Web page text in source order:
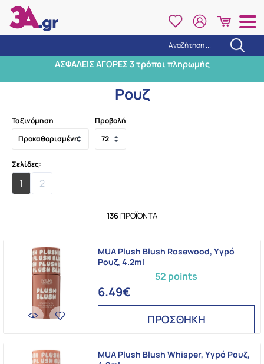
Αναζήτηση ...
ΑΣΦΑΛΕΙΣ ΑΓΟΡΕΣ 3 τρόποι πληρωμής
Αναζήτηση
Ρουζ
Ρουζ
Ταξινόμηση Προβολή
Σελίδες:
1 2
136ΠΡΟΪΌΝΤΑ
52 points
MUA Plush Blush Rosewood, Υγρό
Ρουζ, 4.2ml
6.49€
ΠΡΟΣΘΗΚΗ
MUA Plush Blush Whisper, Υγρό Ρουζ,